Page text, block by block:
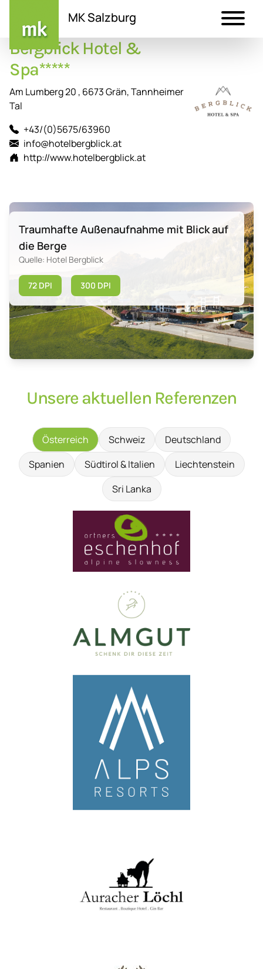
Inhalt
MK Salzburg
Bergblick Hotel &
Spa*****
Am Lumberg 20 , 6673 Grän, Tannheimer
Tal
+43/(0)5675/63960
info@hotelbergblick.at
http://www.hotelbergblick.at
Traumhafte Außenaufnahme mit Blick auf
die Berge
Quelle: Hotel Bergblick
72 DPI 300 DPI
Unsere aktuellen Referenzen
Österreich Schweiz
Deutschland
Spanien
Südtirol & Italien
Liechtenstein
Sri Lanka